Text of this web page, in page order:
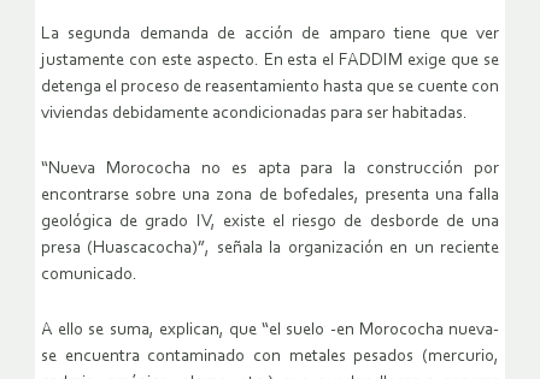
La segunda demanda de acción de amparo tiene que ver
justamente con este aspecto. En esta el FADDIM exige que se
detenga el proceso de reasentamiento hasta que se cuente con
viviendas debidamente acondicionadas para ser habitadas.
“Nueva Morococha no es apta para la construcción por
encontrarse sobre una zona de bofedales, presenta una falla
geológica de grado IV, existe el riesgo de desborde de una
presa (Huascacocha)”, señala la organización en un reciente
comunicado.
A ello se suma, explican, que “el suelo -en Morococha nueva-
se encuentra contaminado con metales pesados (mercurio,